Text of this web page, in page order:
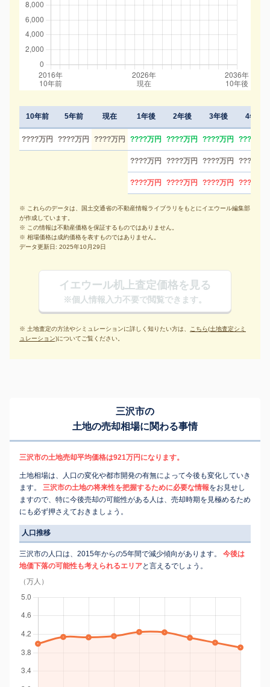
10年前 5年前 現在
????万円 ????万円 ????万円
1年後 2年後 3年後 4年後
????万円 ????万円 ????万円 ????万円
????万円 ????万円 ????万円 ????万円
????万円 ????万円 ????万円 ????万円
※ これらのデータは、国土交通省の不動産情報ライブラリをもとにイエウール編集部
が作成しています。
※ この情報は不動産価格を保証するものではありません。
※ 相場価格は成約価格を表すものではありません。
データ更新日: 2025年10月29日
イエウール机上査定価格を見る
※個人情報入力不要で閲覧できます。
※ 土地査定の方法やシミュレーションに詳しく知りたい方は、 こちら(土地査定シミ
ュレーション)についてご覧ください。
三沢市の
土地の売却相場に関わる事情
三沢市の土地売却平均価格は921万円になります。
土地相場は、人口の変化や都市開発の有無によって今後も変化していき
ます。
三沢市の土地の将来性を把握するために必要な情報をお見せし
ますので、特に今後売却の可能性がある人は、売却時期を見極めるため
にも必ず押さえておきましょう。
人口推移
三沢市の人口は、2015年からの5年間で減少傾向があります。
今後は
地価下落の可能性も考えられるエリアと言えるでしょう。
（万人）